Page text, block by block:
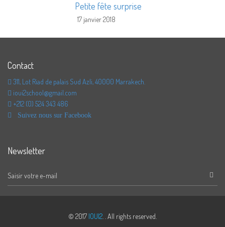
Petite fête surprise
17 janvier 2018
Contact
311, Lot Riad de palais Sud Azli, 40000 Marrakech.
ioui2school@gmail.com
+212 (0) 524 343 486
Suivez nous sur Facebook
Newsletter
© 2017 IOUI2 . . All rights reserved.